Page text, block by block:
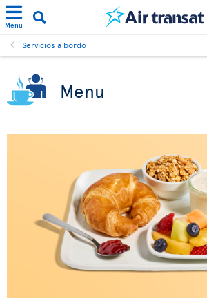
Menu
Servicios a bordo
Menu